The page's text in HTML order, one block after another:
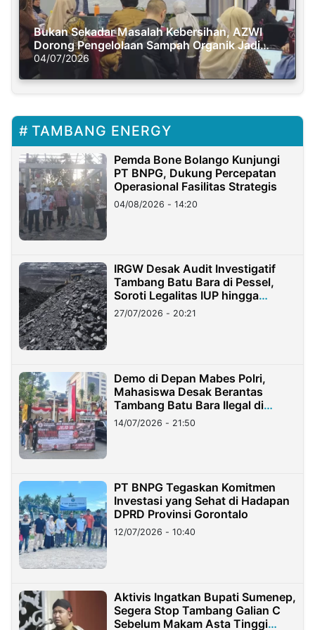
Bukan Sekadar Masalah Kebersihan, AZWI
Dorong Pengelolaan Sampah Organik Jadi
Solusi Krisis Iklim
04/07/2026
TAMBANG ENERGY
Pemda Bone Bolango Kunjungi
PT BNPG, Dukung Percepatan
Operasional Fasilitas Strategis
04/08/2026 - 14:20
IRGW Desak Audit Investigatif
Tambang Batu Bara di Pessel,
Soroti Legalitas IUP hingga
Stockpile
27/07/2026 - 20:21
Demo di Depan Mabes Polri,
Mahasiswa Desak Berantas
Tambang Batu Bara Ilegal di
Lampung
14/07/2026 - 21:50
PT BNPG Tegaskan Komitmen
Investasi yang Sehat di Hadapan
DPRD Provinsi Gorontalo
12/07/2026 - 10:40
Aktivis Ingatkan Bupati Sumenep,
Segera Stop Tambang Galian C
Sebelum Makam Asta Tinggi